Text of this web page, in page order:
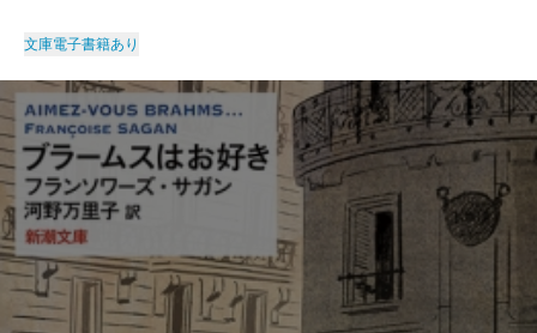
文庫電子書籍あり